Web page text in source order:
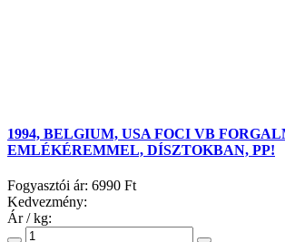
1994, BELGIUM, USA FOCI VB
EMLÉKÉREMMEL, DÍSZTOKBAN, PP!
Fogyasztói ár: 6990 Ft
Kedvezmény:
Ár / kg: